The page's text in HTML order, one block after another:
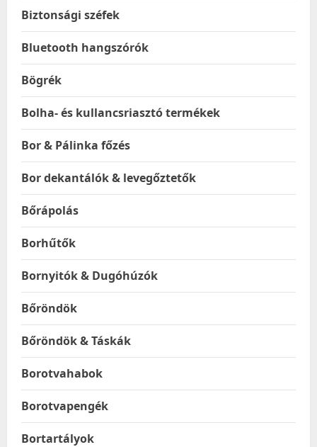
Biztonsági széfek
Bluetooth hangszórók
Bögrék
Bolha- és kullancsriasztó termékek
Bor & Pálinka főzés
Bor dekantálók & levegőztetők
Bőrápolás
Borhűtők
Bornyitók & Dugóhúzók
Bőröndök
Bőröndök & Táskák
Borotvahabok
Borotvapengék
Bortartályok